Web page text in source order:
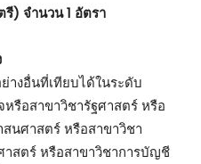
) จำนวน 1 อัตรา
งอื่นที่เทียบได้ในระดับ
รือสาขาวิชารัฐศาสตร์ หรือ
นศาสตร์ หรือสาขาวิชา
าสตร์ หรือสาขาวิชาการบัญชี